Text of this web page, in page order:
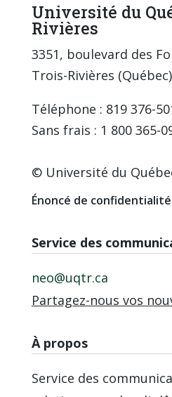
Université du
Rivières
3351, boulevard des
Trois-Rivières
Téléphone : 819 376-
Sans frais : 1 800 365-
© Université du
Énoncé de confidentialité
Service des
neo@uqtr.ca
Partagez-nous vos
À propos
Service des